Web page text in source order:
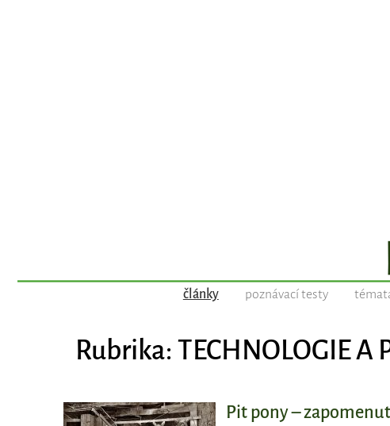
články poznávací testy
Rubrika: TECHNOLOGIE A
Pit pony –